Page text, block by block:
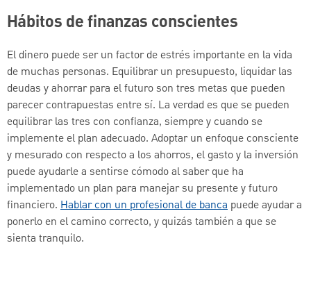
Hábitos de finanzas conscientes
El dinero puede ser un factor de estrés importante en la vida
de muchas personas. Equilibrar un presupuesto, liquidar las
deudas y ahorrar para el futuro son tres metas que pueden
parecer contrapuestas entre sí. La verdad es que se pueden
equilibrar las tres con confianza, siempre y cuando se
implemente el plan adecuado. Adoptar un enfoque consciente
y mesurado con respecto a los ahorros, el gasto y la inversión
puede ayudarle a sentirse cómodo al saber que ha
implementado un plan para manejar su presente y futuro
financiero. Hablar con un profesional de banca puede ayudar a
ponerlo en el camino correcto, y quizás también a que se
sienta tranquilo.